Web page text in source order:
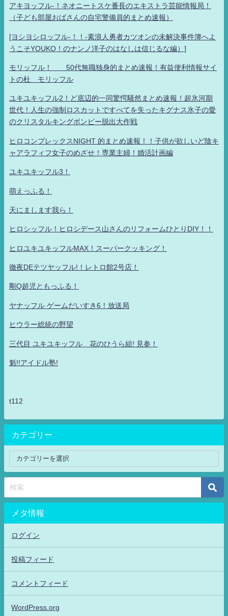
アキヨッフル-！ネオニートスケ番長のエキストラ芸能情報局！
（子ども部屋おばさんの自宅警備員的まとめ速報）
[ヨシヨシロッフル-！！-素浪人勇者カツオンの未解決事件簿へよ
うこそYOUKO！のナンノ洋子のはなしは信じるな編）]
モリッフル！ 50代無職独身的まとめ速報！有益便利情報サイ
トの杜 モリッフル
ユキユキッフル2！ど底辺的一同驚愕騒然まとめ速報！超氷河期
世代！人生の強制ロスカットですべてを失ったキグナス氷子の愛
のクリスタルキングボンビー脱出大作戦
ヒロコンプレックスNIGHT 的まとめ速報！！子供が欲しいど陰キ
ャアラフィフ女子のめざせ！専業主婦！婚活計画編
ユキユキッフル3！
萌えっふる！
天にまします我ら！
ヒロシッフル！ヒロシデース山さんのリフォームひとりDIY！！
ヒロユキユキッフルMAX！スーパークッキング！
徹夜DEテツヤッフル!！レトロ館2号店！
剛Q超児ともっふる！
ヤナッフル ゲームだいすき6！放送局
ヒウラー総統の野望
三代目 ユキユキッフル 花のひうら組! 見参！
魁!!アイドル塾!
t112
カテゴリー
メタ情報
ログイン
投稿フィード
コメントフィード
WordPress.org